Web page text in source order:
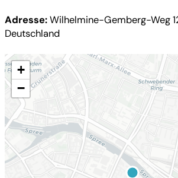
Adresse:Wilhelmine-Gemberg-Weg
Deutschland
+
−